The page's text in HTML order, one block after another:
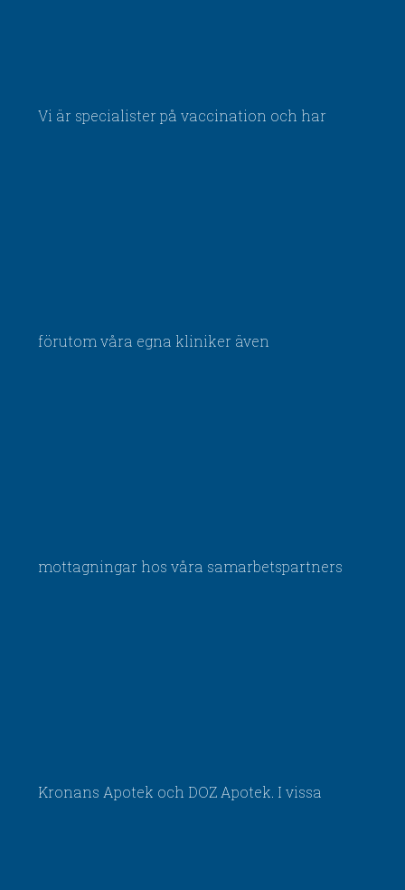
Vi är specialister på vaccination och har
förutom våra egna kliniker även
mottagningar hos våra samarbetspartners
Kronans Apotek och DOZ Apotek. I vissa